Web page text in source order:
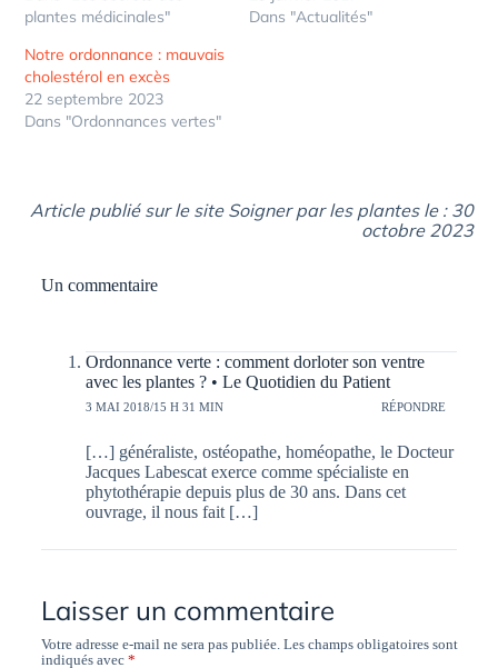
plantes médicinales"
Dans "Actualités"
Notre ordonnance : mauvais
cholestérol en excès
22 septembre 2023
Dans "Ordonnances vertes"
Article publié sur le site Soigner par les plantes le : 30
octobre 2023
Un commentaire
Ordonnance verte : comment dorloter son ventre
avec les plantes ? • Le Quotidien du Patient
3 MAI 2018/15 H 31 MIN RÉPONDRE
[…] généraliste, ostéopathe, homéopathe, le Docteur
Jacques Labescat exerce comme spécialiste en
phytothérapie depuis plus de 30 ans. Dans cet
ouvrage, il nous fait […]
Laisser un commentaire
Votre adresse e-mail ne sera pas publiée. Les champs obligatoires sont
indiqués avec*